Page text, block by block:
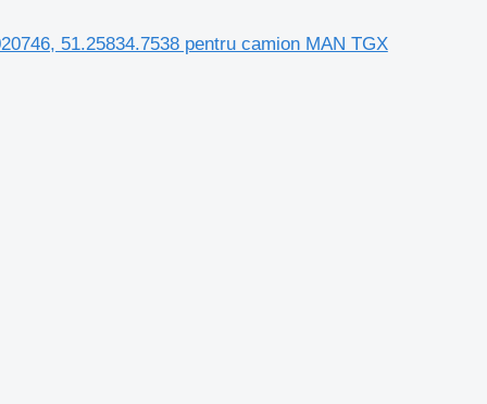
51.25834.7538 pentru camion MAN TGX